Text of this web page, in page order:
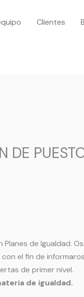
Clientes
DE
de Igualdad.
con el fin de
de primer nivel.
de igualdad.